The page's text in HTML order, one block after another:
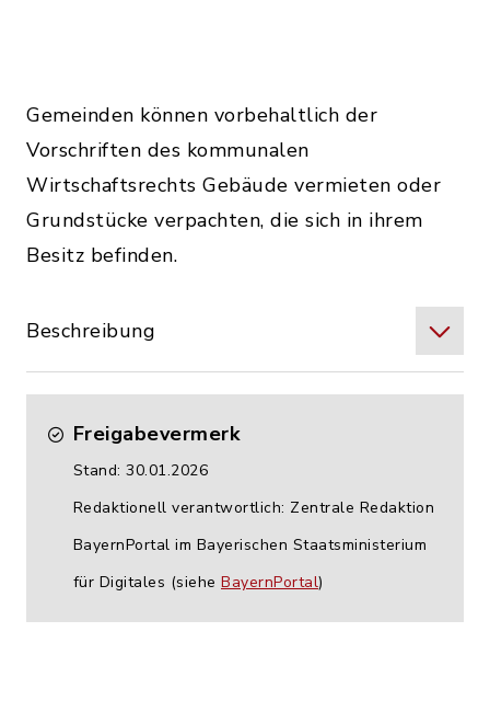
Gemeinden können vorbehaltlich der
Vorschriften des kommunalen
Wirtschaftsrechts Gebäude vermieten oder
Grundstücke verpachten, die sich in ihrem
Besitz befinden.
Beschreibung
Freigabevermerk
Stand: 30.01.2026
Redaktionell verantwortlich: Zentrale Redaktion
BayernPortal im Bayerischen Staatsministerium
für Digitales (siehe BayernPortal)